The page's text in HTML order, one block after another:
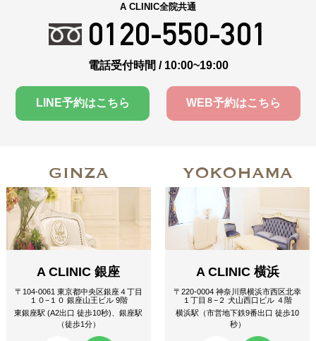
A CLINIC全院共通
0120-550-301
電話受付時間 / 10:00~19:00
LINE予約はこちら WEB予約はこちら
GINZA
A CLINIC 銀座
〒104-0061 東京都中央区銀座４丁目
１０−１０ 銀座山王ビル 9階
東銀座駅 (A2出口 徒歩10秒)、銀座駅
（徒歩1分）
YOKOHAMA
A CLINIC 横浜
〒220-0004 神奈川県横浜市西区北幸
１丁目８−２ 犬山西口ビル ４階
横浜駅（市営地下鉄9番出口 徒歩10
秒）